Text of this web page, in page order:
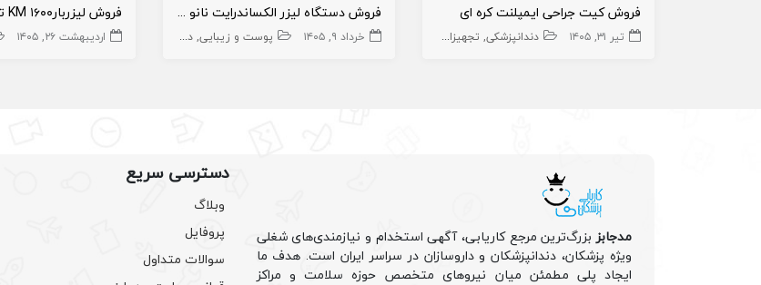
فروش کیت جراحی ایمپلنت کره ای
تیر ۳۱, ۱۴۰۵ دندانپزشکی تجهیزات
فروش دستگاه لیزر الکساندرایت نانو آلمانی
خرداد ۹, ۱۴۰۵ پوست و زیبایی دستگاه لیزر تجهیزات زیبایی دستگاه
فروش لیزربار۱۶۰۰ KM تیتانیوم پلاس
اردیبهشت ۲۶, ۱۴۰۵
مدجابزبزرگ‌ترین مرجع کاریابی، آگهی استخدام و نیازمندی‌های شغلی
ویژه پزشکان، دندانپزشکان و داروسازان در سراسر ایران است. هدف ما
ایجاد پلی مطمئن میان نیروهای متخصص حوزه سلامت و مراکز
دسترسی سریع
وبلاگ
پروفایل
سوالات متداول